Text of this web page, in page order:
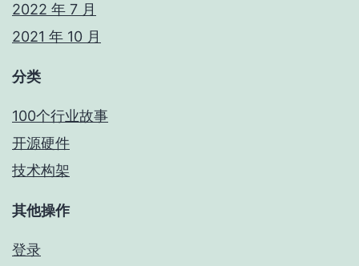
2022 年 7 月
2021 年 10 月
分类
100个行业故事
开源硬件
技术构架
其他操作
登录